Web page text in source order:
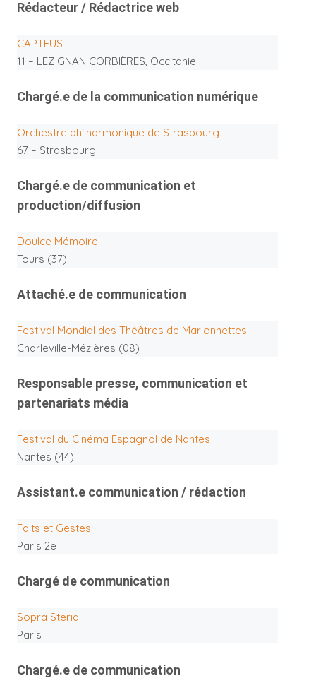
Rédacteur / Rédactrice web
CAPTEUS
11 – LEZIGNAN CORBIÈRES, Occitanie
Chargé.e de la communication numérique
Orchestre philharmonique de Strasbourg
67 – Strasbourg
Chargé.e de communication et
production/diffusion
Doulce Mémoire
Tours (37)
Attaché.e de communication
Festival Mondial des Théâtres de Marionnettes
Charleville-Mézières (08)
Responsable presse, communication et
partenariats média
Festival du Cinéma Espagnol de Nantes
Nantes (44)
Assistant.e communication / rédaction
Faits et Gestes
Paris 2e
Chargé de communication
Sopra Steria
Paris
Chargé.e de communication